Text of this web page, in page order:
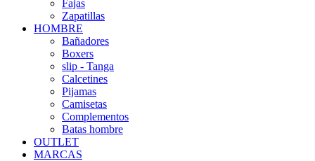
Fajas
Zapatillas
HOMBRE
Bañadores
Boxers
slip - Tanga
Calcetines
Pijamas
Camisetas
Complementos
Batas hombre
OUTLET
MARCAS